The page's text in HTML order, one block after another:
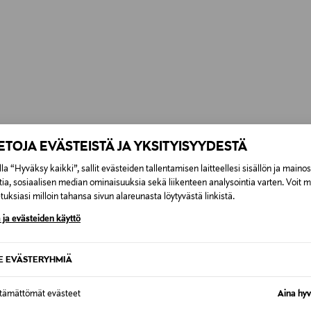
EVÄSTEISTÄ JA YKSITYISYYDESTÄ
“Hyväksy kaikki”, sallit evästeiden tallentamisen laitteellesi sisällön ja
sosiaalisen median ominaisuuksia sekä liikenteen analysointia varten. Voit
milloin tahansa sivun alareunasta löytyvästä linkistä.
ja evästeiden käyttö
EVÄSTERYHMIÄ
evästeet Aina